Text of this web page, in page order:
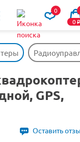
0
0o
GPS,
Оставить